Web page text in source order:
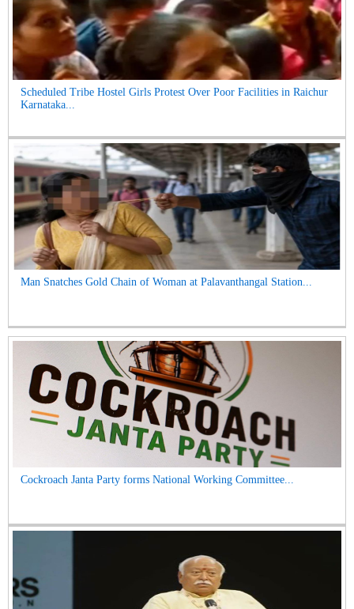
Scheduled Tribe Hostel Girls Protest Over Poor Facilities in Raichur
Karnataka...
Man Snatches Gold Chain of Woman at Palavanthangal Station...
Cockroach Janta Party forms National Working Committee...